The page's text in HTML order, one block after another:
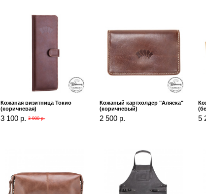
Кожаная визитница Токио
(коричневая)
3 100 р. 3 900 р.
Кожаный картхолдер "Аляска"
(коричневый)
2 500 р. 5